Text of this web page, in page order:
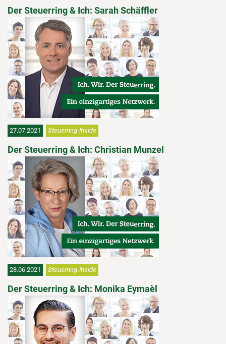
Der Steuerring & Ich: Sarah Schäffler
27.07.2021 Steuerring-Inside
Der Steuerring & Ich: Christian Munzel
28.06.2021 Steuerring-Inside
Der Steuerring & Ich: Monika Eymaèl